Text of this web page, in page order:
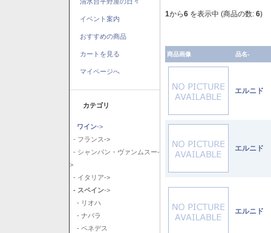
イベント案内
おすすめの商品
カートを見る
マイページへ
カテゴリ
ワイン->
- フランス->
- シャンパン・ヴァンムスー-
>
- イタリア->
- スペイン->
- リオハ
- ナバラ
- ペネデス
1から6 を表示中 (商品の数: 6)
商品画像 品名-
エルニド
エルニド
エルニド